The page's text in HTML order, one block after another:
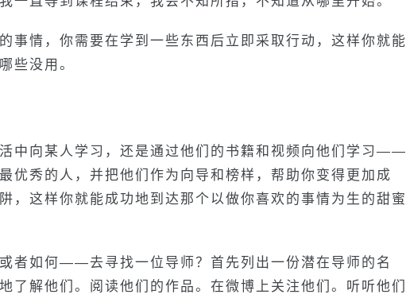
事情，你需要在学到一些东西后立即采取行动，这样你就能
些没用。
中向某人学习，还是通过他们的书籍和视频向他们学习——
优秀的人，并把他们作为向导和榜样，帮助你变得更加成
，这样你就能成功地到达那个以做你喜欢的事情为生的甜蜜
者如何——去寻找一位导师？首先列出一份潜在导师的名
了解他们。阅读他们的作品。在微博上关注他们。听听他们